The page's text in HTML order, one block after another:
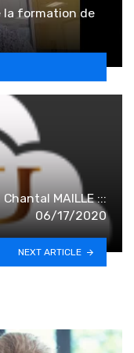
la formation de
MAILLE :::
06/17/2020
NEXT ARTICLE